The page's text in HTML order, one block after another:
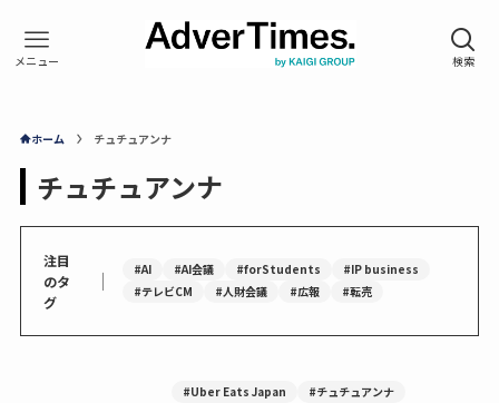
ホーム チュチュアンナ
チュチュアンナ
注目
のタ
グ
｜ #AI #AI会議 #forStudents
#IP business
#テレビCM
#人財会議 #広報 #転売
#Uber Eats Japan
#チュチュアンナ